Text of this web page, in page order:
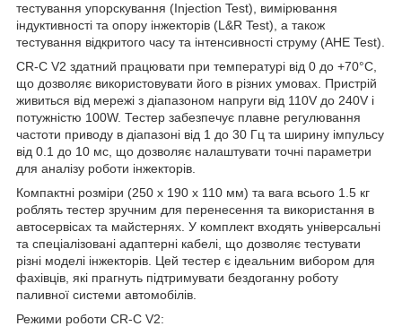
тестування упорскування (Injection Test), вимірювання
індуктивності та опору інжекторів (L&R Test), а також
тестування відкритого часу та інтенсивності струму (AHE Test).
CR-C V2 здатний працювати при температурі від 0 до +70°C,
що дозволяє використовувати його в різних умовах. Пристрій
живиться від мережі з діапазоном напруги від 110V до 240V і
потужністю 100W. Тестер забезпечує плавне регулювання
частоти приводу в діапазоні від 1 до 30 Гц та ширину імпульсу
від 0.1 до 10 мс, що дозволяє налаштувати точні параметри
для аналізу роботи інжекторів.
Компактні розміри (250 х 190 х 110 мм) та вага всього 1.5 кг
роблять тестер зручним для перенесення та використання в
автосервісах та майстернях. У комплект входять універсальні
та спеціалізовані адаптерні кабелі, що дозволяє тестувати
різні моделі інжекторів. Цей тестер є ідеальним вибором для
фахівців, які прагнуть підтримувати бездоганну роботу
паливної системи автомобілів.
Режими роботи CR-C V2: